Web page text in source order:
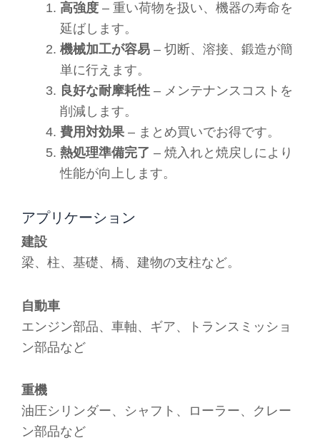
高強度 – 重い荷物を扱い、機器の寿命を
延ばします。
機械加工が容易 – 切断、溶接、鍛造が簡
単に行えます。
良好な耐摩耗性 – メンテナンスコストを
削減します。
費用対効果 – まとめ買いでお得です。
熱処理準備完了 – 焼入れと焼戻しにより
性能が向上します。
アプリケーション
建設
梁、柱、基礎、橋、建物の支柱など。
自動車
エンジン部品、車軸、ギア、トランスミッショ
ン部品など
重機
油圧シリンダー、シャフト、ローラー、クレー
ン部品など